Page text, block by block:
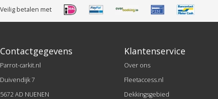
Veilig betalen met
Contactgegevens
Parrot-carkit.nl
Duivendijk 7
5672 AD NUENEN
Klantenservice
Over ons
Fleetaccess.nl
Dekkingsgebied